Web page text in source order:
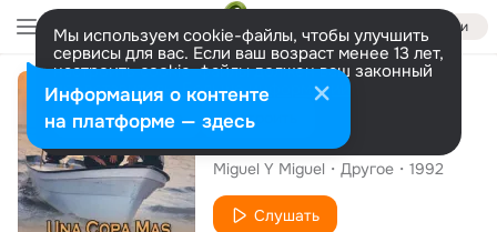
Войти
Мы используем cookie-файлы, чтобы улучшить
сервисы для вас. Если ваш возраст менее 13 лет,
настроить cookie-файлы должен ваш законный
представитель. Больше информации
Разрешить все Настроить
Альбом
Una Copa Más
Miguel Y Miguel Другое 1992
Слушать
Информация о контенте
на платформе — здесь